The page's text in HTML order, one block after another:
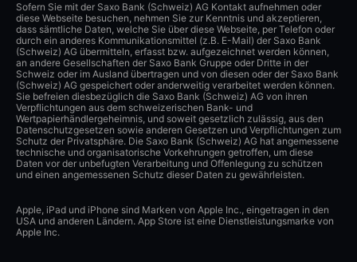
Sofern Sie mit der Saxo Bank (Schweiz) AG Kontakt aufnehmen oder
diese Webseite besuchen, nehmen Sie zur Kenntnis und akzeptieren,
dass sämtliche Daten, welche Sie über diese Webseite, per Telefon oder
durch ein anderes Kommunikationsmittel (z.B. E-Mail) der Saxo Bank
(Schweiz) AG übermitteln, erfasst bzw. aufgezeichnet werden können,
an andere Gesellschaften der Saxo Bank Gruppe oder Dritte in der
Schweiz oder im Ausland übertragen und von diesen oder der Saxo Bank
(Schweiz) AG gespeichert oder anderweitig verarbeitet werden können.
Sie befreien diesbezüglich die Saxo Bank (Schweiz) AG von ihren
Verpflichtungen aus dem schweizerischen Bank- und
Wertpapierhändlergeheimnis, und soweit gesetzlich zulässig, aus den
Datenschutzgesetzen sowie anderen Gesetzen und Verpflichtungen zum
Schutz der Privatsphäre. Die Saxo Bank (Schweiz) AG hat angemessene
technische und organisatorische Vorkehrungen getroffen, um diese
Daten vor der unbefugten Verarbeitung und Offenlegung zu schützen
und einen angemessenen Schutz dieser Daten zu gewährleisten.
Apple, iPad und iPhone sind Marken von Apple Inc., eingetragen in den
USA und anderen Ländern. App Store ist eine Dienstleistungsmarke von
Apple Inc.